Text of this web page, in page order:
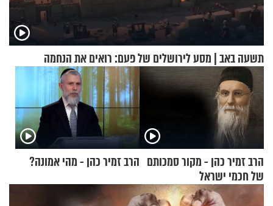
תשעה באב | מסע לירושלים של פעם: רואים את הנחמה
הרב זמיר כהן - מקור סמכותם
של חכמי ישראל
הרב זמיר כהן - מהי אמונה?